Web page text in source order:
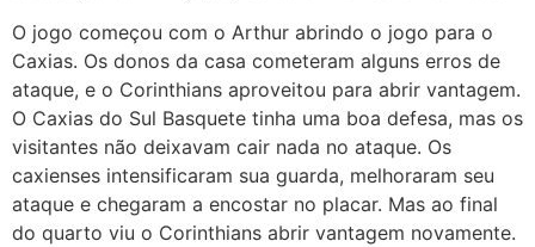
O jogo começou com o Arthur abrindo o jogo para o
Caxias. Os donos da casa cometeram alguns erros de
ataque, e o Corinthians aproveitou para abrir vantagem.
O Caxias do Sul Basquete tinha uma boa defesa, mas os
visitantes não deixavam cair nada no ataque. Os
caxienses intensificaram sua guarda, melhoraram seu
ataque e chegaram a encostar no placar. Mas ao final
do quarto viu o Corinthians abrir vantagem novamente.